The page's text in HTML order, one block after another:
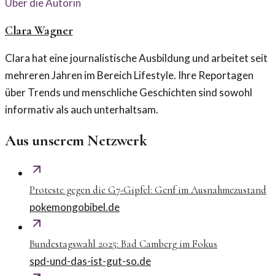
Über die Autorin
Clara Wagner
Clara hat eine journalistische Ausbildung und arbeitet seit
mehreren Jahren im Bereich Lifestyle. Ihre Reportagen
über Trends und menschliche Geschichten sind sowohl
informativ als auch unterhaltsam.
Aus unserem Netzwerk
Proteste gegen die G7-Gipfel: Genf im Ausnahmezustand
pokemongobibel.de
Bundestagswahl 2025: Bad Camberg im Fokus
spd-und-das-ist-gut-so.de